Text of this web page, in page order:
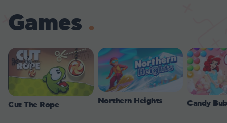
Games
Cut The Rope Northern Heights Candy